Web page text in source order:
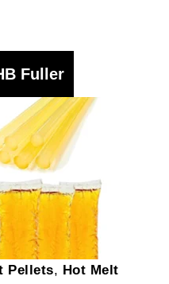
Fuller
Pellets, Hot Melt